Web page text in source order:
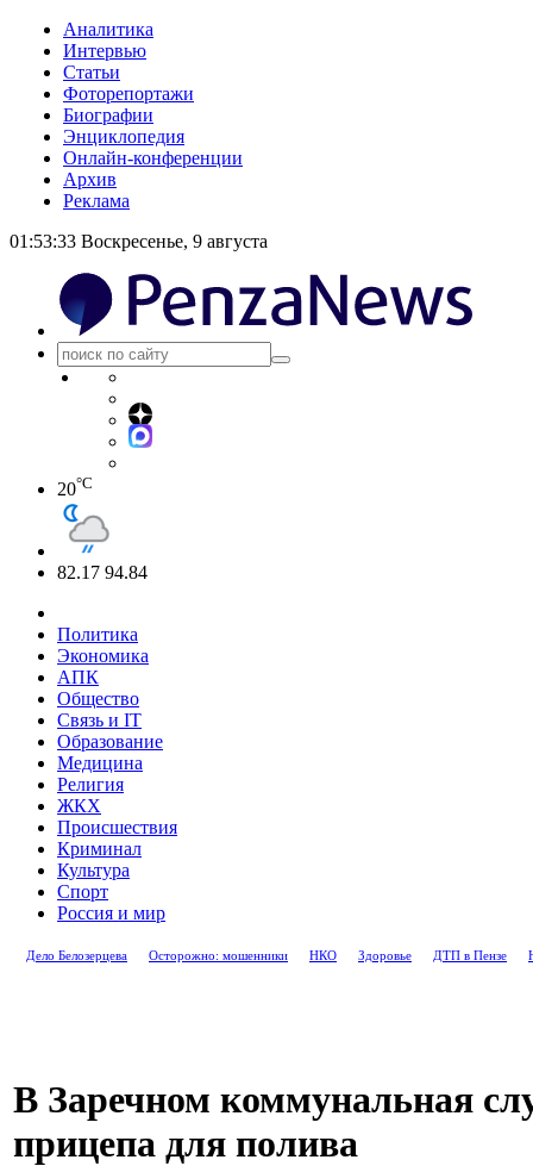
Аналитика
Интервью
Статьи
Фоторепортажи
Биографии
Энциклопедия
Онлайн-конференции
Архив
Реклама
01:53:33 Воскресенье, 9 августа
20°C
82.17 94.84
Политика
Экономика
АПК
Общество
Связь и IT
Образование
Медицина
Религия
ЖКХ
Происшествия
Криминал
Культура
Спорт
Россия и мир
Дело Белозерцева Осторожно: мошенники НКО Здоровье ДТП в Пензе
В Заречном коммунальная
прицепа для полива